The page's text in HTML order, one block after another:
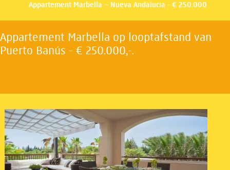
Appartement Marbella – Nueva Andalucia - € 250.000
Appartement Marbella op looptafstand van
Puerto Banús - € 250.000,-.